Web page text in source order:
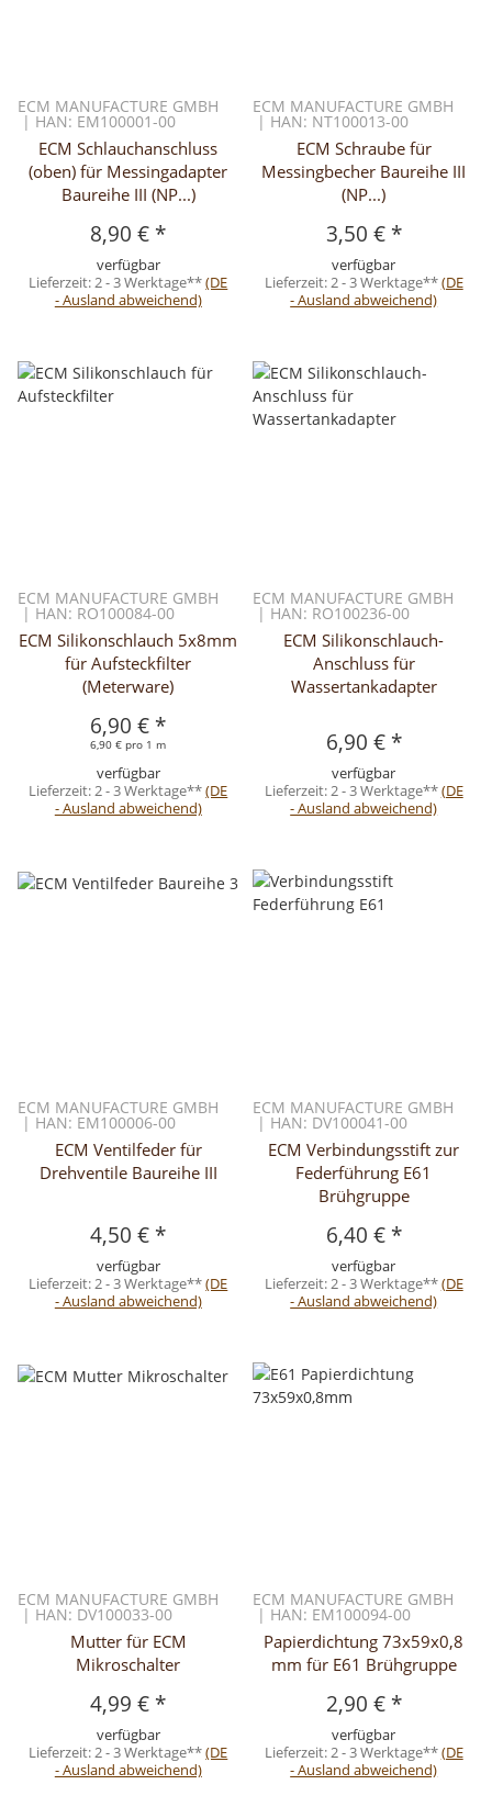
ECM MANUFACTURE GMBH
| HAN: EM100001-00
ECM Schlauchanschluss
(oben) für Messingadapter
Baureihe III (NP...)
8,90 € *
verfügbar
Lieferzeit:2 - 3 Werktage**(DE
- Ausland abweichend)
ECM MANUFACTURE GMBH
| HAN: NT100013-00
ECM Schraube für
Messingbecher Baureihe III
(NP...)
3,50 € *
verfügbar
Lieferzeit:2 - 3 Werktage**(DE
- Ausland abweichend)
ECM MANUFACTURE GMBH
| HAN: RO100084-00
ECM Silikonschlauch 5x8mm
für Aufsteckfilter
(Meterware)
6,90 € *
6,90 € pro 1 m
verfügbar
Lieferzeit:2 - 3 Werktage**(DE
- Ausland abweichend)
ECM MANUFACTURE GMBH
| HAN: RO100236-00
ECM Silikonschlauch-
Anschluss für
Wassertankadapter
6,90 € *
verfügbar
Lieferzeit:2 - 3 Werktage**(DE
- Ausland abweichend)
ECM MANUFACTURE GMBH
| HAN: EM100006-00
ECM Ventilfeder für
Drehventile Baureihe III
4,50 € *
verfügbar
Lieferzeit:2 - 3 Werktage**(DE
- Ausland abweichend)
ECM MANUFACTURE GMBH
| HAN: DV100041-00
ECM Verbindungsstift zur
Federführung E61
Brühgruppe
6,40 € *
verfügbar
Lieferzeit:2 - 3 Werktage**(DE
- Ausland abweichend)
ECM MANUFACTURE GMBH
| HAN: DV100033-00
Mutter für ECM
Mikroschalter
4,99 € *
verfügbar
Lieferzeit:2 - 3 Werktage**(DE
- Ausland abweichend)
ECM MANUFACTURE GMBH
| HAN: EM100094-00
Papierdichtung 73x59x0,8
mm für E61 Brühgruppe
2,90 € *
verfügbar
Lieferzeit:2 - 3 Werktage**(DE
- Ausland abweichend)